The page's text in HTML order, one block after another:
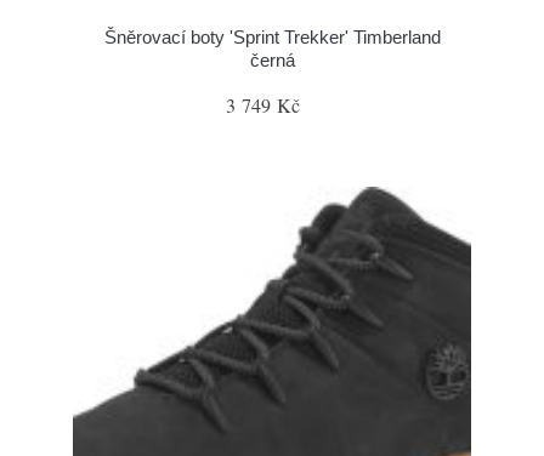
Šněrovací boty 'Sprint Trekker' Timberland
černá
3 749 Kč